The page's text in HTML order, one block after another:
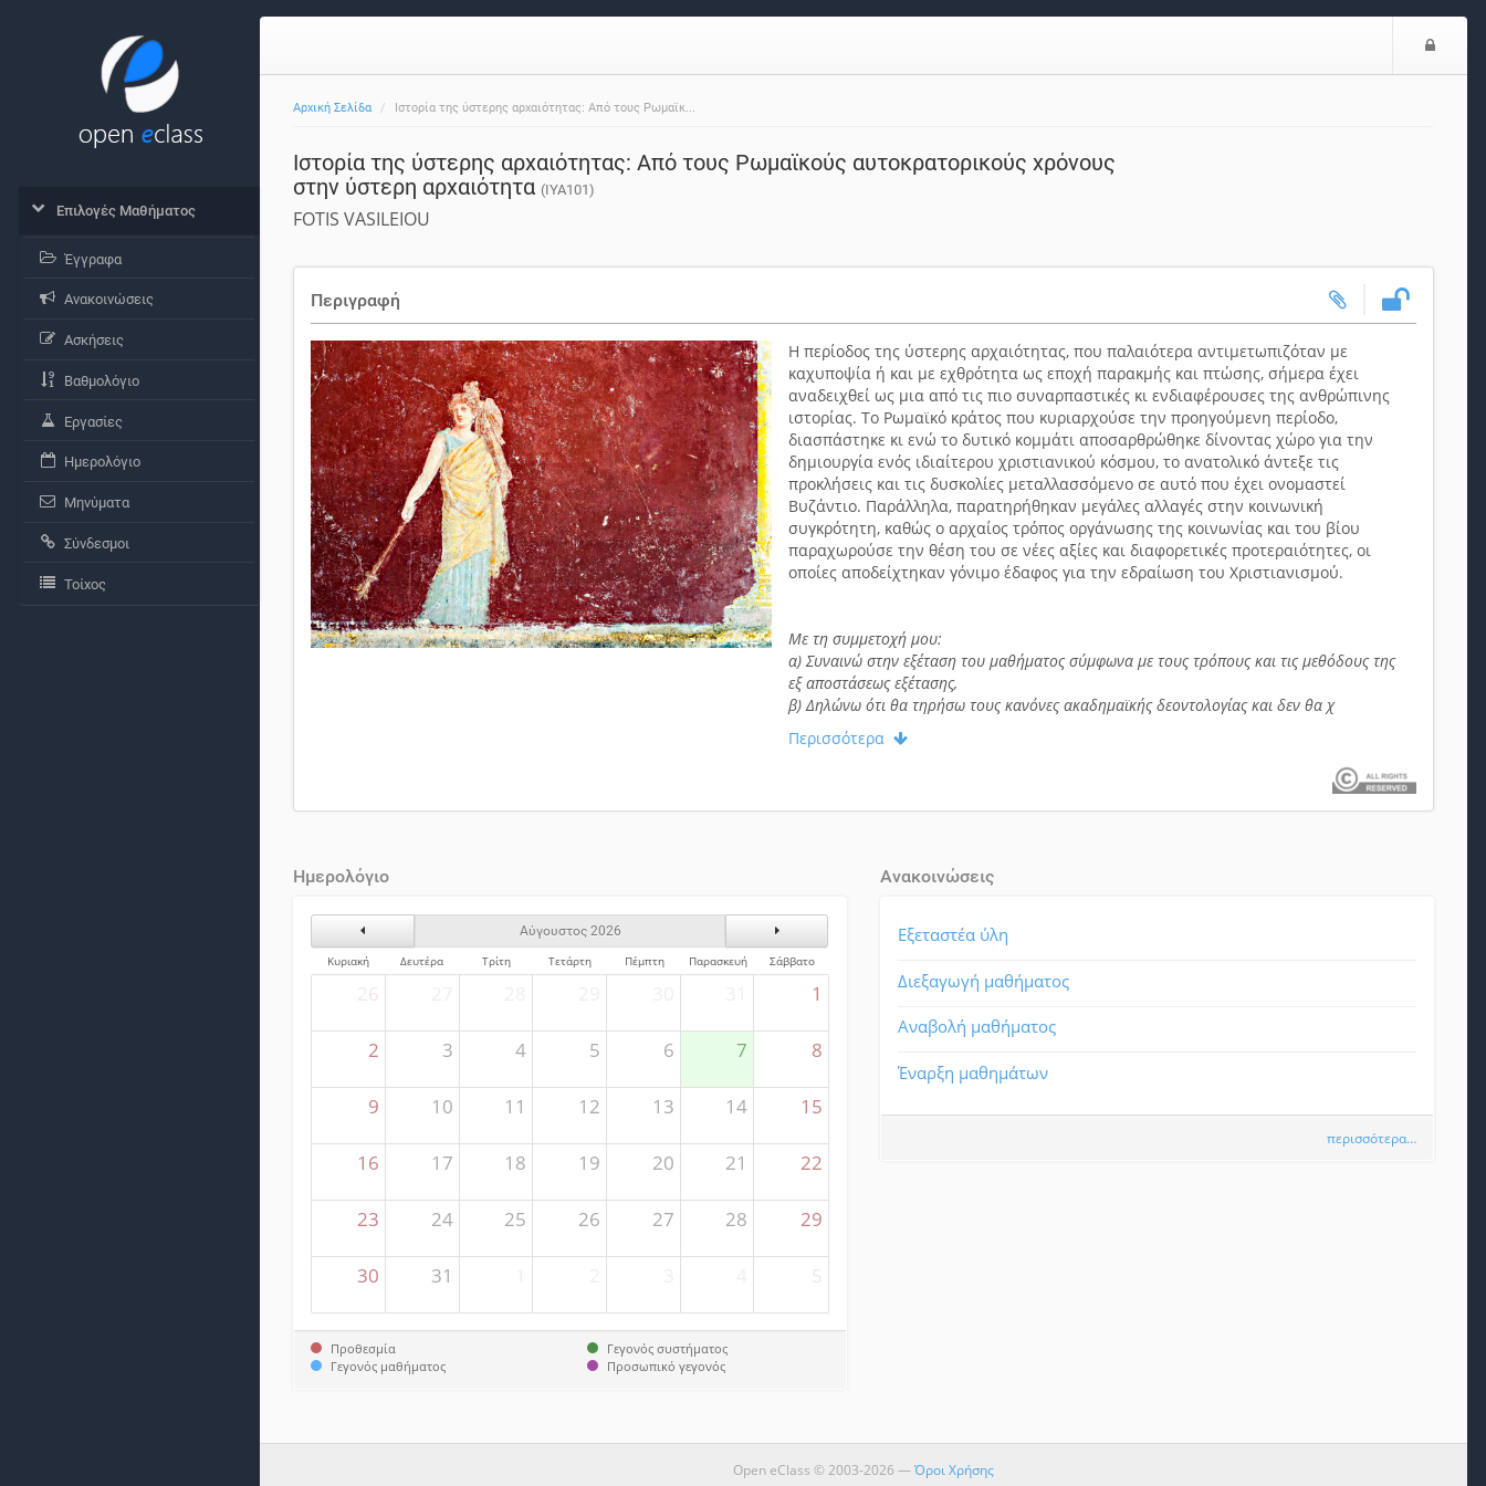
Αρχική Σελίδα Ιστορία της ύστερης αρχαιότητας: Από τους Ρωμαϊκ...
Ιστορία της ύστερης αρχαιότητας: Από τους Ρωμαϊκούς αυτοκρατορικούς χρόνους
στην ύστερη αρχαιότητα (ΙΥΑ101)
FOTIS VASILEIOU
Περιγραφή
Η περίοδος της ύστερης αρχαιότητας, που παλαιότερα αντιμετωπιζόταν με
καχυποψία ή και με εχθρότητα ως εποχή παρακμής και πτώσης, σήμερα έχει
αναδειχθεί ως μια από τις πιο συναρπαστικές κι ενδιαφέρουσες της ανθρώπινης
ιστορίας. Το Ρωμαϊκό κράτος που κυριαρχούσε την προηγούμενη περίοδο,
διασπάστηκε κι ενώ το δυτικό κομμάτι αποσαρθρώθηκε δίνοντας χώρο για την
δημιουργία ενός ιδιαίτερου χριστιανικού κόσμου, το ανατολικό άντεξε τις
προκλήσεις και τις δυσκολίες μεταλλασσόμενο σε αυτό που έχει ονομαστεί
Βυζάντιο. Παράλληλα, παρατηρήθηκαν μεγάλες αλλαγές στην κοινωνική
συγκρότητη, καθώς ο αρχαίος τρόπος οργάνωσης της κοινωνίας και του βίου
παραχωρούσε την θέση του σε νέες αξίες και διαφορετικές προτεραιότητες, οι
οποίες αποδείχτηκαν γόνιμο έδαφος για την εδραίωση του Χριστιανισμού.
Με τη συμμετοχή μου:
α) Συναινώ στην εξέταση του μαθήματος σύμφωνα με τους τρόπους και τις μεθόδους της
εξ αποστάσεως εξέτασης,
β) Δηλώνω ότι θα τηρήσω τους κανόνες ακαδημαϊκής δεοντολογίας και δεν θα χ
Περισσότερα
Ημερολόγιο
Προηγούμενος Μήνας Αύγουστος 2026
Επόμενος Μήνας
Κυριακή
Δευτέρα Τρίτη Τετάρτη Πέμπτη Παρασκευή Σάββατο
26 1
2 3 4 5 6 7 8
9 10 11 12 13 14 15
16 17 18 19 20 21 22
23 24 25 26 27 28 29
30 31 5
Προθεσμία
Γεγονός μαθήματος
Γεγονός συστήματος
Προσωπικό γεγονός
Ανακοινώσεις
Εξεταστέα ύλη
Διεξαγωγή μαθήματος
Αναβολή μαθήματος
Έναρξη μαθημάτων
περισσότερα…
Επιλογές Μαθήματος
Έγγραφα
Ανακοινώσεις
Ασκήσεις
Βαθμολόγιο
Εργασίες
Ημερολόγιο
Μηνύματα
Σύνδεσμοι
Τοίχος
Open eClass © 2003-2026 —Όροι Χρήσης